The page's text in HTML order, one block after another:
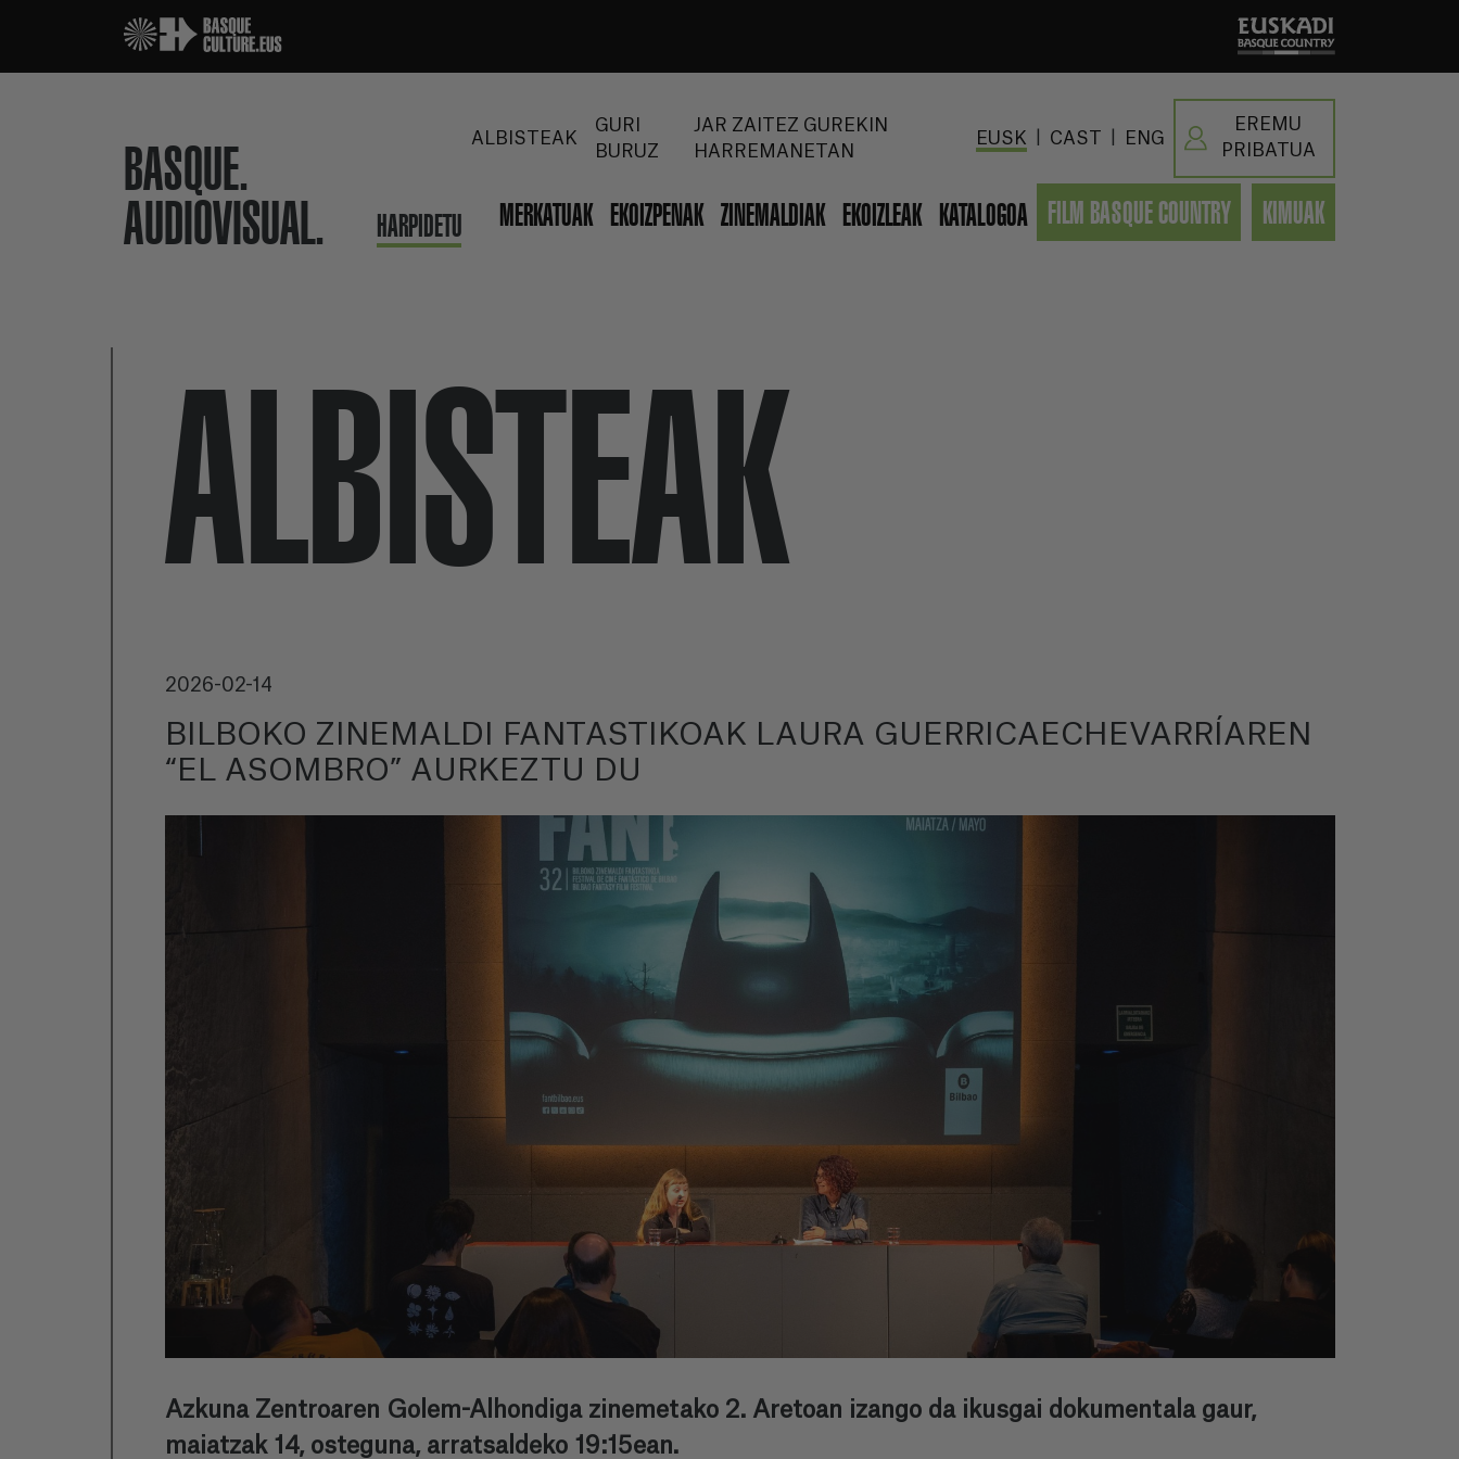
BASQUE.
AUDIOVISUAL.
HARPIDETU
ALBISTEAK
GURI
BURUZ
JAR ZAITEZ GUREKIN
HARREMANETAN
EUSK CAST ENG
EREMU
PRIBATUA
MERKATUAK EKOIZPENAK ZINEMALDIAK EKOIZLEAK KATALOGOA FILM BASQUE COUNTRY KIMUAK
ALBISTEAK
2026-02-14
BILBOKO ZINEMALDI FANTASTIKOAK LAURA GUERRICAECHEVARRÍAREN
“EL ASOMBRO” AURKEZTU DU
Azkuna Zentroaren Golem-Alhondiga zinemetako 2. Aretoan izango da ikusgai dokumentala gaur,
maiatzak 14, osteguna, arratsaldeko 19:15ean.